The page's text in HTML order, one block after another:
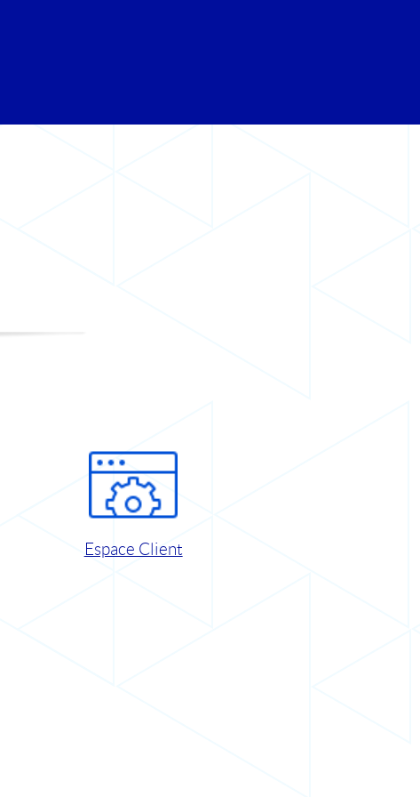
Espace Client